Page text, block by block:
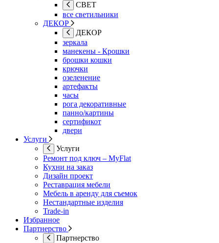
СВЕТ
все светильники
ДЕКОР
ДЕКОР
зеркала
манекены - Крошки
брошки кошки
крючки
озеленение
артефакты
часы
рога декоративные
панно/картины
сертификот
двери
Услуги
Услуги
Ремонт под ключ – MyFlat
Кухни на заказ
Дизайн проект
Реставрация мебели
Мебель в аренду для съемок
Нестандартные изделия
Trade-in
Избранное
Партнерство
Партнерство